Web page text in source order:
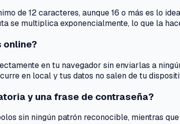
de 12 caracteres, aunque 16 o más es lo
se multiplica exponencialmente, lo que la
online?
en tu navegador sin enviarlas a
en local y tus datos no salen de tu
y una frase de contraseña?
sin ningún patrón reconocible, mientras